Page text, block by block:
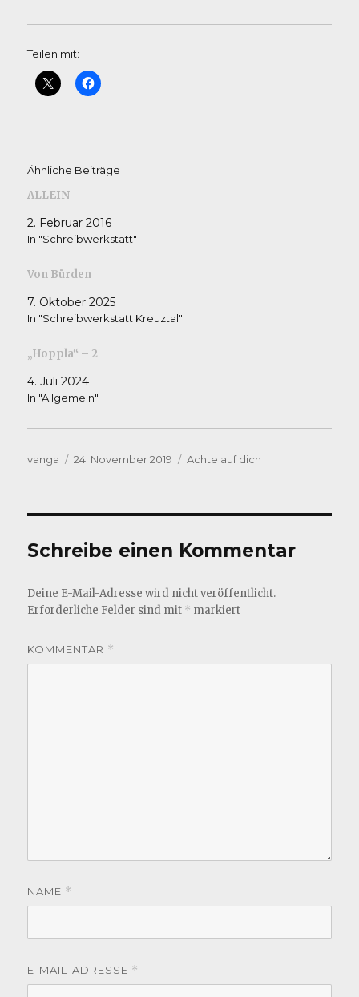
Teilen mit:
Ähnliche Beiträge
ALLEIN
2. Februar 2016
In "Schreibwerkstatt"
Von Bürden
7. Oktober 2025
In "Schreibwerkstatt Kreuztal"
„Hoppla“ – 2
4. Juli 2024
In "Allgemein"
Autor
vanga
Veröffentlicht
24. November 2019 Kategorien
Achte auf dich
Schreibe einen Kommentar
Deine E-Mail-Adresse wird nicht veröffentlicht.
Erforderliche Felder sind mit * markiert
KOMMENTAR *
NAME *
E-MAIL-ADRESSE *